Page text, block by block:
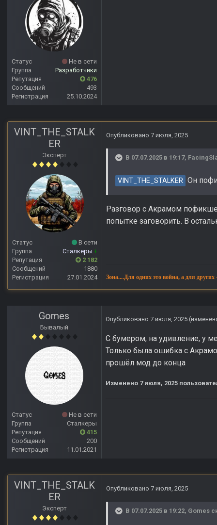
Статус
Не в сети
Группа
Разработчики
Репутация
476
Сообщений
493
Регистрация
25.10.2024
VINT_THE_STALK
ER
Эксперт
Статус
В сети
Группа
Сталкеры +
Репутация
2 182
Сообщений
1880
Регистрация
27.01.2024
Опубликовано 7 июля, 2025
В 07.07.2025 в 19:17,
VINT_THE_STALKER Он
Разговор с Акрамом
попытке заговорить. В
Зона....Для одних это война, а для
Gomes
Бывалый
Статус
Не в сети
Группа
Сталкеры
Репутация
415
Сообщений
200
Регистрация
11.01.2021
Опубликовано 7 июля, 2025
С бумером, на удивление, у
Только была ошибка с
прошёл мод до конца
Изменено 7 июля, 2025
VINT_THE_STALK
ER
Эксперт
Опубликовано 7 июля, 2025
В 07.07.2025 в 19:22, Gomes